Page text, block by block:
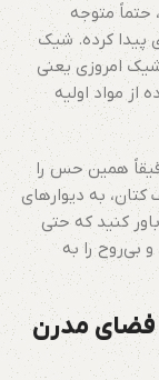
حتماً متوجه
پیدا کرده. شیک
امروزی یعنی
از مواد اولیه
همین حس را
به دیوارهای
کنید که حتی
بی‌روح را به
فضای مدرن